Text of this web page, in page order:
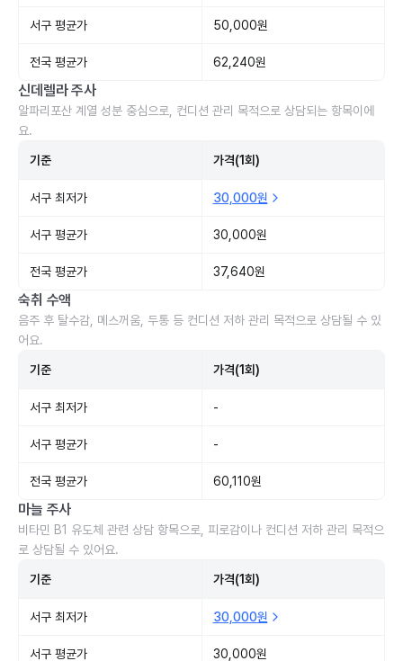
서구 평균가 50,000원
전국 평균가 62,240원
신데렐라 주사
알파리포산 계열 성분 중심으로, 컨디션 관리 목적으로 상담되는 항목이에
요.
기준 가격(1회)
서구 최저가 30,000원
서구 평균가 30,000원
전국 평균가 37,640원
숙취 수액
음주 후 탈수감, 메스꺼움, 두통 등 컨디션 저하 관리 목적으로 상담될 수 있
어요.
기준 가격(1회)
서구 최저가 -
서구 평균가 -
전국 평균가 60,110원
마늘 주사
비타민 B1 유도체 관련 상담 항목으로, 피로감이나 컨디션 저하 관리 목적으
로 상담될 수 있어요.
기준 가격(1회)
서구 최저가 30,000원
서구 평균가 30,000원